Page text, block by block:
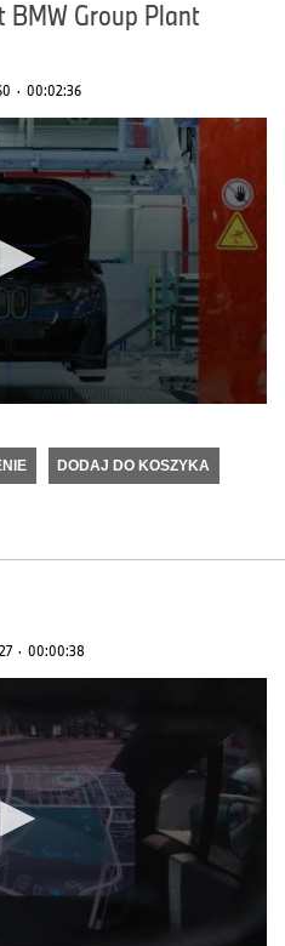
Group Plant
· 00:02:36
DODAJ DO KOSZYKA
· 00:00:38